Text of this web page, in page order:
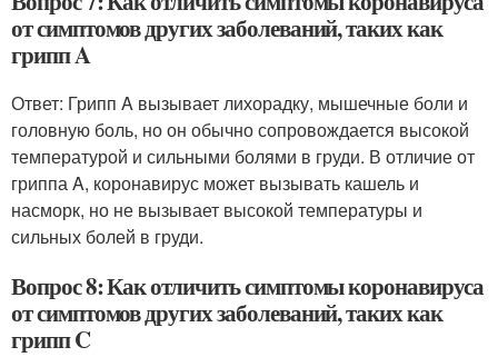
от симптомов других заболеваний, таких как
грипп A
Ответ: Грипп A вызывает лихорадку, мышечные боли и
головную боль, но он обычно сопровождается высокой
температурой и сильными болями в груди. В отличие от
гриппа A, коронавирус может вызывать кашель и
насморк, но не вызывает высокой температуры и
сильных болей в груди.
Вопрос 8: Как отличить симптомы коронавируса
от симптомов других заболеваний, таких как
грипп C